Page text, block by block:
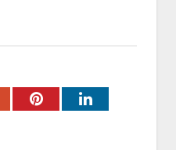
PinterestLinkedIn